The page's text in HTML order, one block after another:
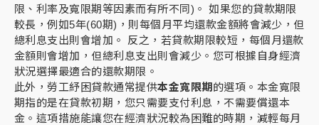
限、利率及寬限期等因素而有所不同)。 如果您的貸款期限
較長，例如5年(60期)，則每個月平均還款金額將會減少，但
總利息支出則會增加。 反之，若貸款期限較短，每個月還款
金額則會增加，但總利息支出則會減少。您可根據自身經濟
狀況選擇最適合的還款期限。
此外，勞工紓困貸款通常提供本金寬限期 的選項。本金寬限
期指的是在貸款初期，您只需要支付利息，不需要償還本
金。這項措施能讓您在經濟狀況較為困難的時期，減輕每月